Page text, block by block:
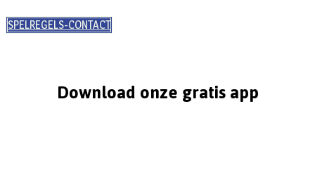
SPELREGELS-CONTACT
Download onze gratis app